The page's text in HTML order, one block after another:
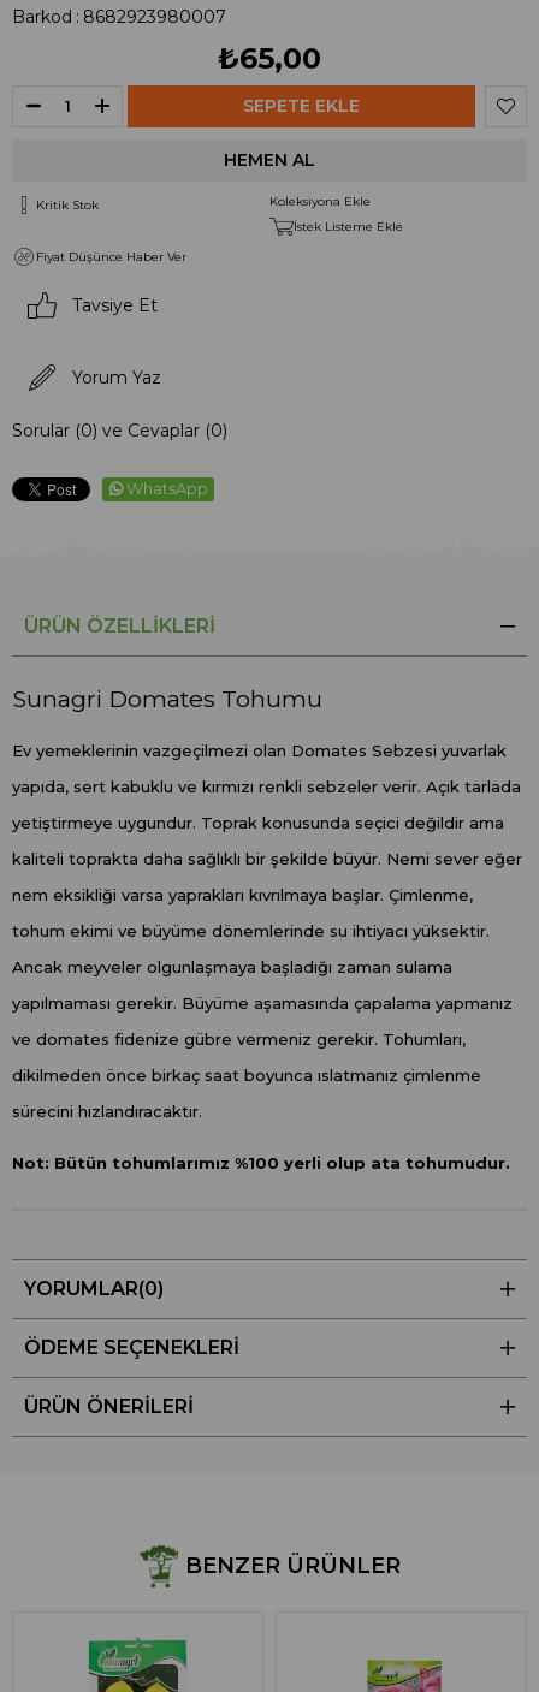
Barkod : 8682923980007
₺65,00
Kritik Stok
Koleksiyona Ekle
İstek Listeme Ekle
Fiyat Düşünce Haber Ver
Tavsiye Et
Yorum Yaz
Sorular (0) ve Cevaplar (0)
WhatsApp
ÜRÜN ÖZELLIKLERI
Sunagri Domates Tohumu
Ev yemeklerinin vazgeçilmezi olan Domates Sebzesi yuvarlak
yapıda, sert kabuklu ve kırmızı renkli sebzeler verir. Açık tarlada
yetiştirmeye uygundur. Toprak konusunda seçici değildir ama
kaliteli toprakta daha sağlıklı bir şekilde büyür. Nemi sever eğer
nem eksikliği varsa yaprakları kıvrılmaya başlar. Çimlenme,
tohum ekimi ve büyüme dönemlerinde su ihtiyacı yüksektir.
Ancak meyveler olgunlaşmaya başladığı zaman sulama
yapılmaması gerekir. Büyüme aşamasında çapalama yapmanız
ve domates fidenize gübre vermeniz gerekir. Tohumları,
dikilmeden önce birkaç saat boyunca ıslatmanız çimlenme
sürecini hızlandıracaktır.
Not: Bütün tohumlarımız %100 yerli olup ata tohumudur.
YORUMLAR(0)
ÖDEME SEÇENEKLERI
ÜRÜN ÖNERILERI
BENZER ÜRÜNLER